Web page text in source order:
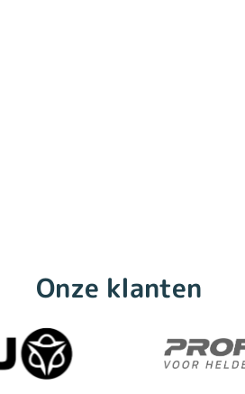
Onze klanten